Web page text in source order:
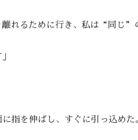
れるために行き、私は“同じ”
指を伸ばし、すぐに引っ込めた